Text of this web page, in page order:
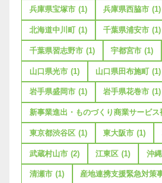
兵庫県宝塚市 (1) 兵庫県西脇市 (1)
北海道中川町 (1) 千葉県浦安市 (1)
千葉県習志野市 (1) 宇都宮市 (1)
山口県光市 (1) 山口県田布施町 (1)
岩手県盛岡市 (1) 岩手県花巻市 (1)
新事業進出・ものづくり商業サービス
東京都渋谷区 (1) 東大阪市 (1)
武蔵村山市 (2) 江東区 (1) 沖
清瀬市 (1) 産地連携支援緊急対策